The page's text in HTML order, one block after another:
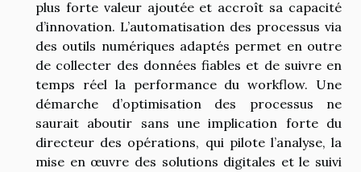
plus forte valeur ajoutée et accroît sa capacité
d’innovation. L’automatisation des processus via
des outils numériques adaptés permet en outre
de collecter des données fiables et de suivre en
temps réel la performance du workflow. Une
démarche d’optimisation des processus ne
saurait aboutir sans une implication forte du
directeur des opérations, qui pilote l’analyse, la
mise en œuvre des solutions digitales et le suivi